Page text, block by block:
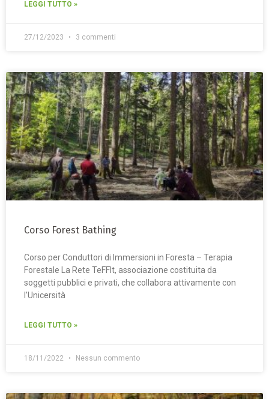
LEGGI TUTTO »
27/12/2023 3 commenti
Corso Forest Bathing
Corso per Conduttori di Immersioni in Foresta – Terapia
Forestale La Rete TeFFIt, associazione costituita da
soggetti pubblici e privati, che collabora attivamente con
l’Unicersità
LEGGI TUTTO »
18/11/2022 Nessun commento